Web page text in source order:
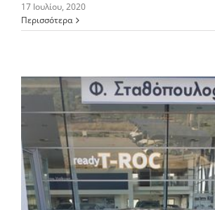
17 Ιουλίου, 2020
Περισσότερα